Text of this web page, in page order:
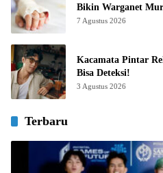
Bikin Warganet
7 Agustus 2026
Kacamata Pintar
Bisa Deteksi!
3 Agustus 2026
Terbaru